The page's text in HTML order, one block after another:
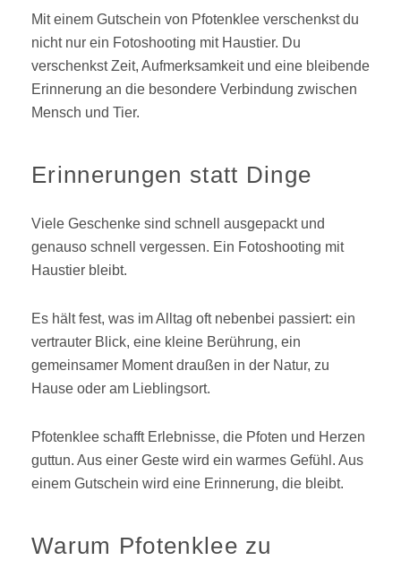
Mit einem Gutschein von Pfotenklee verschenkst du
nicht nur ein Fotoshooting mit Haustier. Du
verschenkst Zeit, Aufmerksamkeit und eine bleibende
Erinnerung an die besondere Verbindung zwischen
Mensch und Tier.
Erinnerungen statt Dinge
Viele Geschenke sind schnell ausgepackt und
genauso schnell vergessen. Ein Fotoshooting mit
Haustier bleibt.
Es hält fest, was im Alltag oft nebenbei passiert: ein
vertrauter Blick, eine kleine Berührung, ein
gemeinsamer Moment draußen in der Natur, zu
Hause oder am Lieblingsort.
Pfotenklee schafft Erlebnisse, die Pfoten und Herzen
guttun. Aus einer Geste wird ein warmes Gefühl. Aus
einem Gutschein wird eine Erinnerung, die bleibt.
Warum Pfotenklee zu